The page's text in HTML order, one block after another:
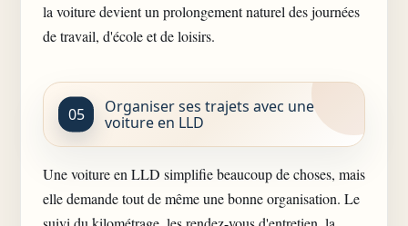
la voiture devient un prolongement naturel des journées
de travail, d'école et de loisirs.
Organiser ses trajets avec une
voiture en LLD
Une voiture en LLD simplifie beaucoup de choses, mais
elle demande tout de même une bonne organisation. Le